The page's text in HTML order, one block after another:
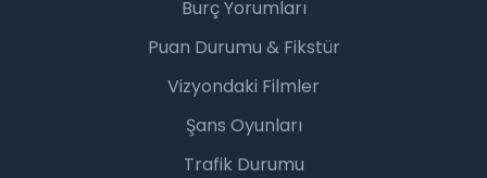
Burç Yorumları
Puan Durumu & Fikstür
Vizyondaki Filmler
Şans Oyunları
Trafik Durumu